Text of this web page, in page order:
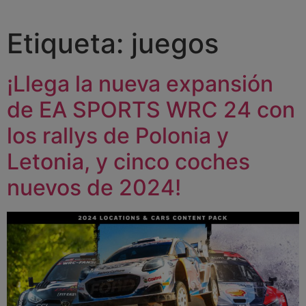
Etiqueta: juegos
¡Llega la nueva expansión
de EA SPORTS WRC 24 con
los rallys de Polonia y
Letonia, y cinco coches
nuevos de 2024!